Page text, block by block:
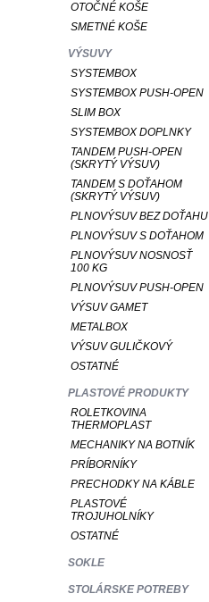
OTOČNÉ KOŠE
SMETNÉ KOŠE
VÝSUVY
SYSTEMBOX
SYSTEMBOX PUSH-OPEN
SLIM BOX
SYSTEMBOX DOPLNKY
TANDEM PUSH-OPEN
(SKRYTÝ VÝSUV)
TANDEM S DOŤAHOM
(SKRYTÝ VÝSUV)
PLNOVÝSUV BEZ DOŤAHU
PLNOVÝSUV S DOŤAHOM
PLNOVÝSUV NOSNOSŤ
100 KG
PLNOVÝSUV PUSH-OPEN
VÝSUV GAMET
METALBOX
VÝSUV GULIČKOVÝ
OSTATNÉ
PLASTOVÉ PRODUKTY
ROLETKOVINA
THERMOPLAST
MECHANIKY NA BOTNÍK
PRÍBORNÍKY
PRECHODKY NA KÁBLE
PLASTOVÉ
TROJUHOLNÍKY
OSTATNÉ
SOKLE
STOLÁRSKE POTREBY